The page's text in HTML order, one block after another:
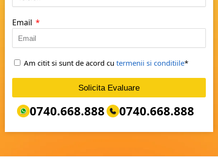
Email
Am citit si sunt de acord cu termenii si conditiile*
Solicita Evaluare
0740.668.888 0740.668.888